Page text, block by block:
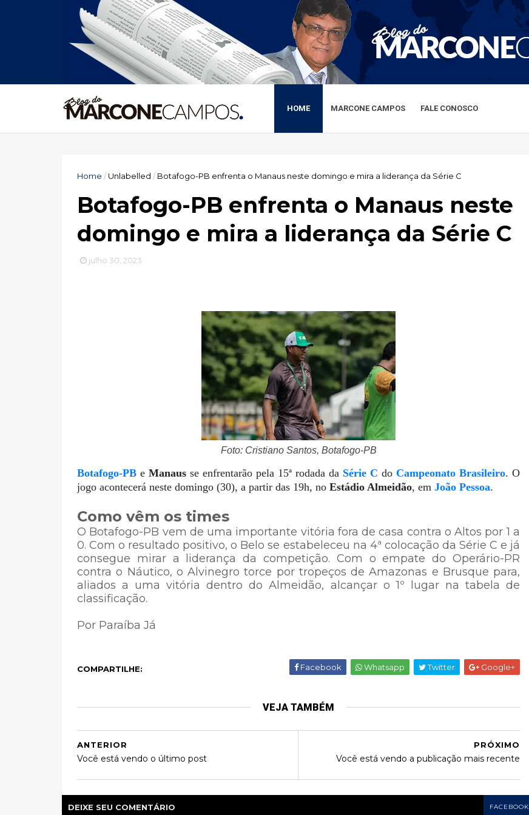
HOME MARCONE CAMPOS FALE CONOSCO
Home /Unlabelled / Botafogo-PB enfrenta o Manaus neste domingo e mira a liderança da Série C
Botafogo-PB enfrenta o Manaus neste
domingo e mira a liderança da Série C
julho 30, 2023
Foto: Cristiano Santos, Botafogo-PB
Botafogo-PB e Manaus se enfrentarão pela 15ª rodada da Série C do Campeonato Brasileiro. O
jogo acontecerá neste domingo (30), a partir das 19h, no Estádio Almeidão, em João Pessoa.
Como vêm os times
O Botafogo-PB vem de uma importante vitória fora de casa contra o Altos por 1 a
0. Com o resultado positivo, o Belo se estabeleceu na 4ª colocação da Série C e já
consegue mirar a liderança da competição. Com o empate do Operário-PR
contra o Náutico, o Alvinegro torce por tropeços de Amazonas e Brusque para,
aliados a uma vitória dentro do Almeidão, alcançar o 1º lugar na tabela de
classificação.
Por Paraíba Já
COMPARTILHE: Facebook Whatsapp Twitter Google+
VEJA TAMBÉM
PRÓXIMO
Você está vendo a publicação mais recente
ANTERIOR
Você está vendo o último post
DEIXE SEU COMENTÁRIO FACEBOOK